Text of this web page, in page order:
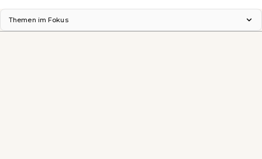
Themen im Fokus